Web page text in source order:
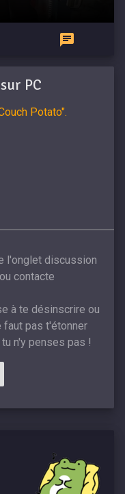
PC
Potato".
l'onglet discussion
contacte
à te désinscrire ou
faut pas t'étonner
n'y penses pas !